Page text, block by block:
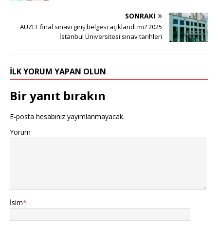
SONRAKI
AUZEF final sınavı giriş belgesi açıklandı mı? 2025
İstanbul Üniversitesi sınav tarihleri
İLK YORUM YAPAN OLUN
Bir yanıt bırakın
E-posta hesabınız yayımlanmayacak.
Yorum
İsim*